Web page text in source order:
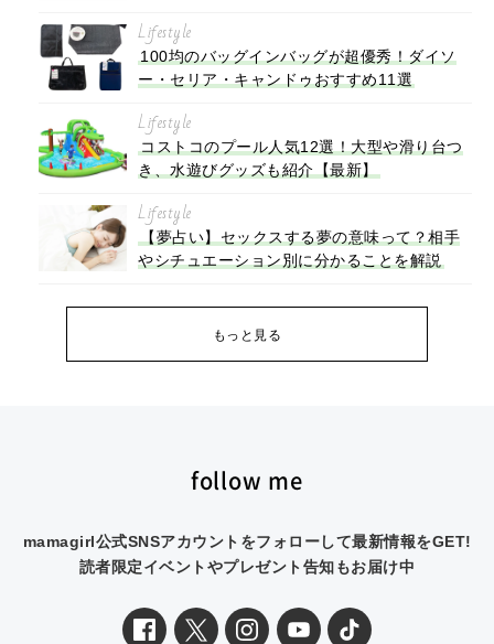
Lifestyle
100均のバッグインバッグが超優秀！ダイソ
ー・セリア・キャンドゥおすすめ11選
Lifestyle
コストコのプール人気12選！大型や滑り台つ
き、水遊びグッズも紹介【最新】
Lifestyle
【夢占い】セックスする夢の意味って？相手
やシチュエーション別に分かることを解説
もっと見る
follow me
mamagirl公式SNSアカウントをフォローして最新情報をGET!
読者限定イベントやプレゼント告知もお届け中